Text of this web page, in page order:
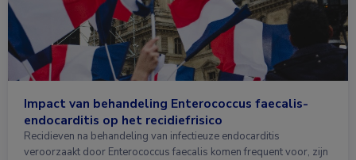
Impact van behandeling Enterococcus faecalis-
endocarditis op het recidiefrisico
Recidieven na behandeling van infectieuze endocarditis
veroorzaakt door Enterococcus faecalis komen frequent voor, zijn